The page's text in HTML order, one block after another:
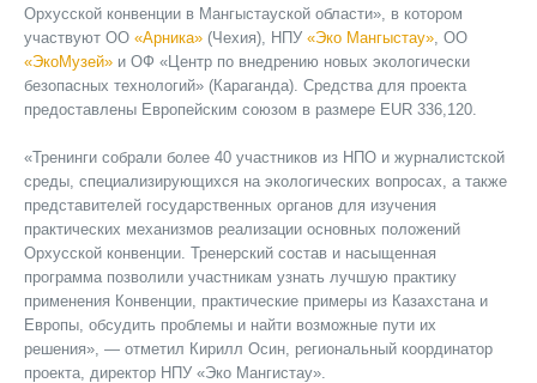
Орхусской конвенции в Мангыстауской области», в котором
участвуют ОО «Арника» (Чехия), НПУ «Эко Мангыстау», ОО
«ЭкоМузей» и ОФ «Центр по внедрению новых экологически
безопасных технологий» (Караганда). Средства для проекта
предоставлены Европейским союзом в размере EUR 336,120.
«Тренинги собрали более 40 участников из НПО и журналистской
среды, специализирующихся на экологических вопросах, а также
представителей государственных органов для изучения
практических механизмов реализации основных положений
Орхусской конвенции. Тренерский состав и насыщенная
программа позволили участникам узнать лучшую практику
применения Конвенции, практические примеры из Казахстана и
Европы, обсудить проблемы и найти возможные пути их
решения», — отметил Кирилл Осин, региональный координатор
проекта, директор НПУ «Эко Мангистау».